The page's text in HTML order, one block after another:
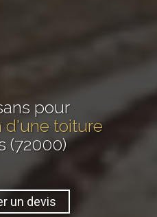
pour
d'une toiture
(72000)
un devis